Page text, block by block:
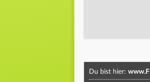
Du bist hier: